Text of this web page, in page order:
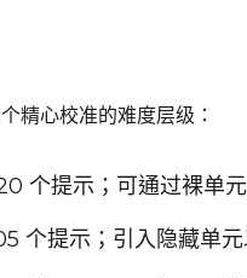
精心校准的难度层级：
个提示；可通过裸单
个提示；引入隐藏单